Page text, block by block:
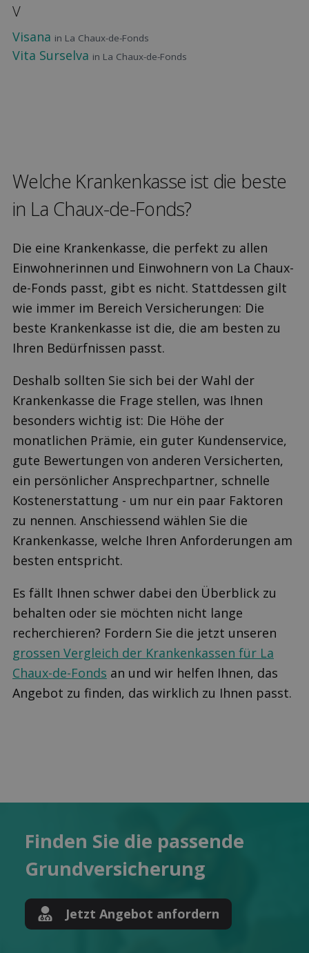
V
Visana in La Chaux-de-Fonds
Vita Surselva in La Chaux-de-Fonds
Welche Kranken­kasse ist die beste
in La Chaux-de-Fonds?
Die eine Krankenkasse, die perfekt zu allen
Einwohnerinnen und Einwohnern von La Chaux-
de-Fonds passt, gibt es nicht. Stattdessen gilt
wie immer im Bereich Versicherungen: Die
beste Krankenkasse ist die, die am besten zu
Ihren Bedürfnissen passt.
Deshalb sollten Sie sich bei der Wahl der
Krankenkasse die Frage stellen, was Ihnen
besonders wichtig ist: Die Höhe der
monatlichen Prämie, ein guter Kundenservice,
gute Bewertungen von anderen Versicherten,
ein persönlicher Ansprechpartner, schnelle
Kostenerstattung - um nur ein paar Faktoren
zu nennen. Anschiessend wählen Sie die
Krankenkasse, welche Ihren Anforderungen am
besten entspricht.
Es fällt Ihnen schwer dabei den Überblick zu
behalten oder sie möchten nicht lange
recherchieren? Fordern Sie die jetzt unseren
grossen Vergleich der Krankenkassen für La
Chaux-de-Fonds an und wir helfen Ihnen, das
Angebot zu finden, das wirklich zu Ihnen passt.
Finden Sie die pas­sende
Grund­versicherung
Jetzt Angebot anfordern